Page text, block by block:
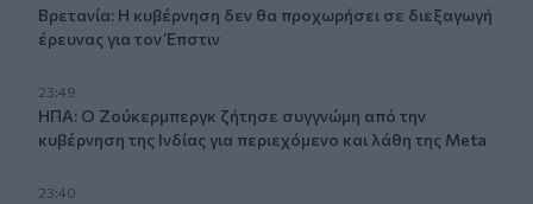
Βρετανία: Η κυβέρνηση δεν θα προχωρήσει σε διεξαγωγή
έρευνας για τον Έπστιν
23:49
ΗΠΑ: Ο Ζούκερμπεργκ ζήτησε συγγνώμη από την
κυβέρνηση της Ινδίας για περιεχόμενο και λάθη της Meta
23:40